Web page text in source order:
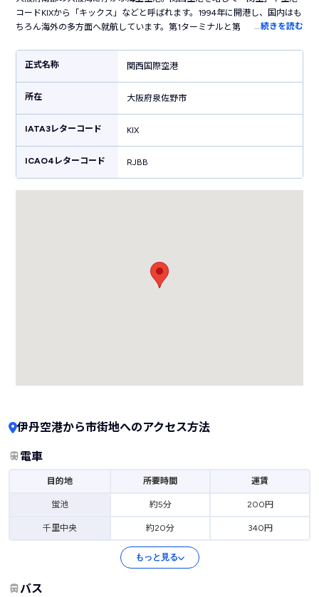
コードKIXから「キックス」などと呼ばれます。1994年に開港し、国内はも
ちろん海外の多方面へ就航しています。第1ターミナルと第2ターミナルで
た建築家レンゾ・ピアノの設計。大阪の中心から電車で1本でアクセスも良
く、西日本を代表する空港として活躍しています。空港内にはたこ焼きや
お好み焼きなど大阪グルメのお店がたくさん立ち並び、ブランド店やお土
産ショップもあるので飛行機利用客ではなくても1日中楽しめる空港です。
…続きを読む
正式名称 関西国際空港
所在 大阪府泉佐野市
IATA3レターコード KIX
ICAO4レターコード RJBB
伊丹空港から市街地へのアクセス方法
電車
目的地 所要時間 運賃
蛍池 約5分 200円
千里中央 約20分 340円
もっと見る
バス